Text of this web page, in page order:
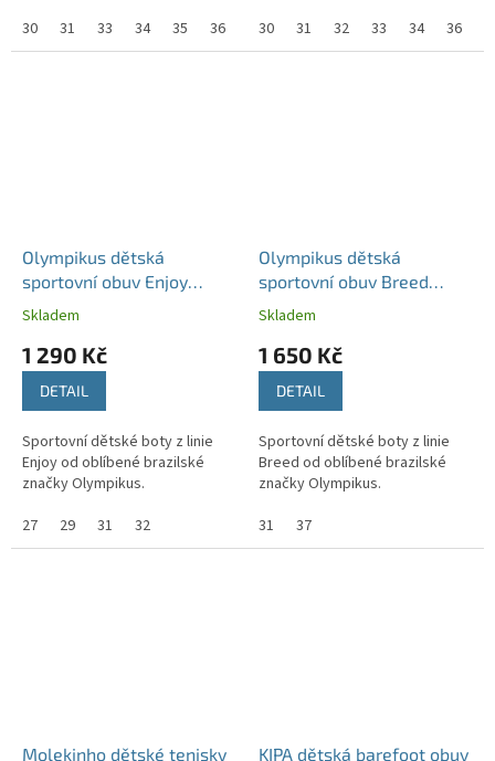
30 31 33 34 35 36 37 38
30
31 32 33 34 36
Olympikus dětská
sportovní obuv Enjoy
Lead/Red
Skladem
1 290 Kč
DETAIL
Sportovní dětské boty z linie
Enjoy od oblíbené brazilské
značky Olympikus.
27
29 31 32
Olympikus dětská
sportovní obuv Breed
Petroleum/Coral
Skladem
1 650 Kč
DETAIL
Sportovní dětské boty z linie
Breed od oblíbené brazilské
značky Olympikus.
31
37
Molekinho dětské tenisky KIPA dětská barefoot obuv